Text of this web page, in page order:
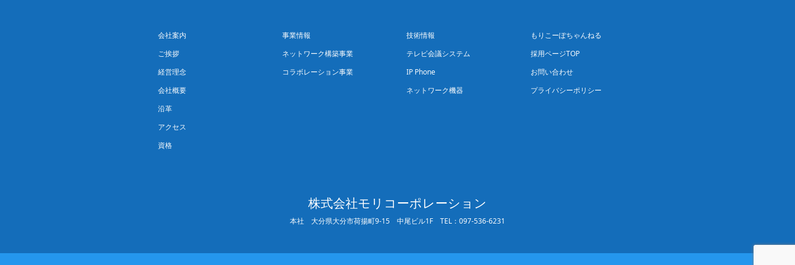
会社案内
ご挨拶
経営理念
会社概要
沿革
アクセス
資格
事業情報
ネットワーク構築事業
コラボレーション事業
技術情報
テレビ会議システム
IP Phone
ネットワーク機器
もりこーぽちゃんねる
採用ページTOP
お問い合わせ
プライバシーポリシー
株式会社モリコーポレーション
本社 大分県大分市荷揚町9-15 中尾ビル1F TEL：097-536-6231